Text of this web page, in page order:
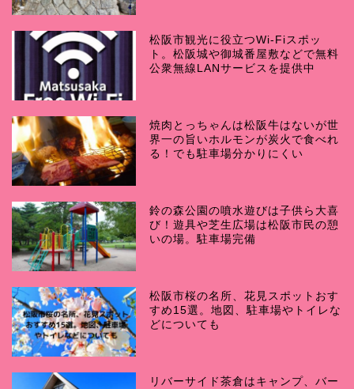
松阪市観光に役立つWi-Fiスポッ
ト。松阪城や御城番屋敷などで無料
公衆無線LANサービスを提供中
焼肉とっちゃんは松阪牛はないが世
界一の旨いホルモンが炭火で食べれ
る！でも駐車場分かりにくい
鈴の森公園の噴水遊びは子供ら大喜
び！遊具や芝生広場は松阪市民の憩
いの場。駐車場完備
松阪市桜の名所、花見スポットおす
すめ15選。地図、駐車場やトイレな
どについても
リバーサイド茶倉はキャンプ、バー